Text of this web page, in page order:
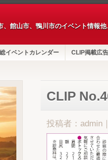
、館山市、鴨川市のイベント情報
イベントカレンダー CLIP掲載広告
CLIP
投稿者：admin